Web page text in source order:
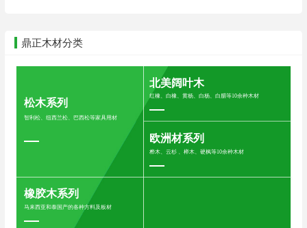
鼎正木材分类
松木系列
智利松、纽西兰松、巴西松等家具用材
橡胶木系列
马来西亚和泰国产的各种方料及板材
北美阔叶木
红橡、白橡、黄杨、白杨、白腊等10余种木材
欧洲材系列
桦木、云杉 、榉木、硬枫等10余种木材